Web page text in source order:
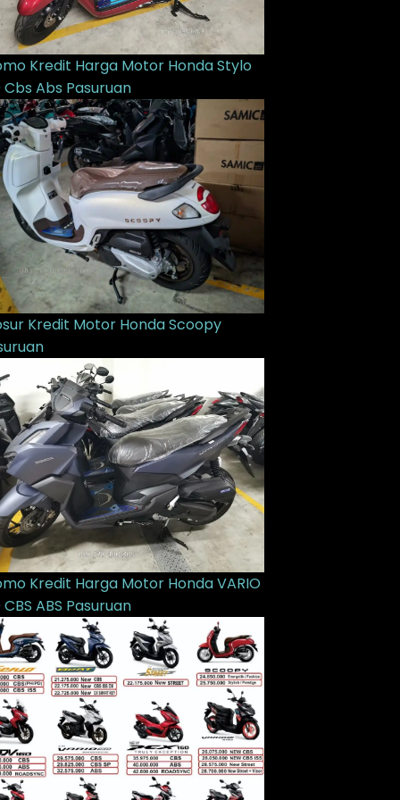
Kredit Harga Motor Honda Stylo
Cbs Abs Pasuruan
Kredit Motor Honda Scoopy
Kredit Harga Motor Honda VARIO
CBS ABS Pasuruan